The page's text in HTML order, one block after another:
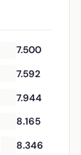
7.500
7.592
7.944
8.165
8.346